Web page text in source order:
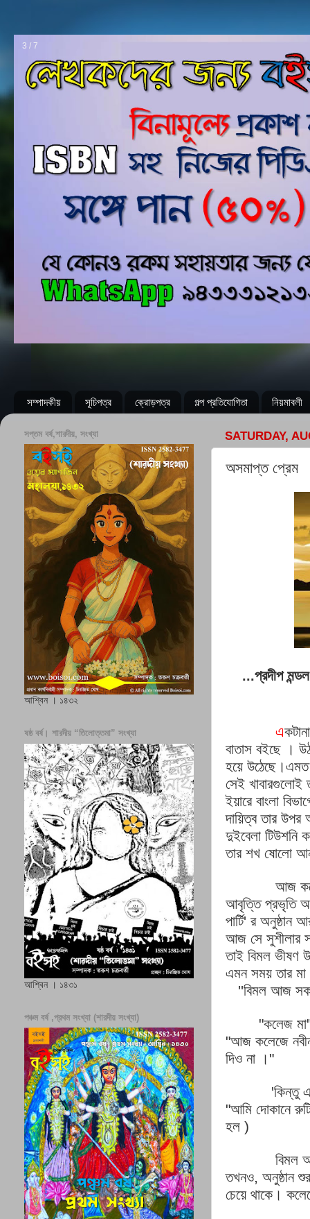
4 / 7
সম্পাদকীয় সূচিপত্র ক্রোড়পত্র গল্প প্রতিযোগিতা নিয়মাবলী
SATURDAY,
অসমাপ্ত প্রেম
...প্রদীপ মন্ডল
একটানা
বাতাস বইছে ।
হয়ে উঠেছে।এমত
সেই খাবারগুলোই
ইয়ারে বাংলা
দায়িত্ব তার উপর
দুইবেলা টিউশনি
তার শখ ষোলো
আজ
আবৃত্তি প্রভৃতি
পার্টি' র অনুষ্ঠান
আজ সে সুশীলার
তাই বিমল ভীষণ
এমন সময় তার মা
''বিমল আজ
"কলেজ মা
"আজ কলেজে
দিও না । "
'কিন্তু
"আমি দোকানে
হল )
বিমল
তখনও, অনুষ্ঠান
চেয়ে থাকে।
সপ্তম বর্ষ,শারদীয়, সংখ্যা
আশ্বিন । ১৪৩২
ষষ্ঠ বর্ষ। শারদীয় “তিলোত্তমা” সংখ্যা
আশ্বিন । ১৪৩১
পঞ্চম বর্ষ ,প্রথম সংখ্যা (শারদীয় সংখ্যা)